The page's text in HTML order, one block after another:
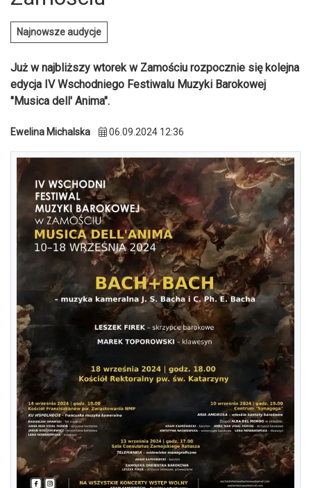
Najnowsze audycje
Już w najbliższy wtorek w Zamościu rozpocznie się kolejna
edycja IV Wschodniego Festiwalu Muzyki Barokowej
"Musica dell' Anima".
Ewelina Michalska 06.09.2024 12:36